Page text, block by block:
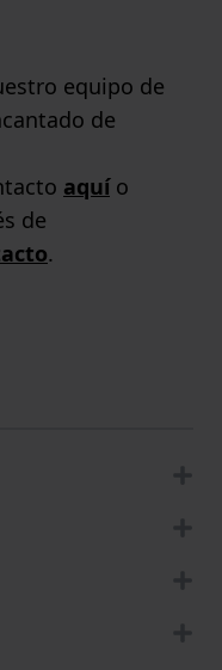
equipo de
de
aquío
de
.